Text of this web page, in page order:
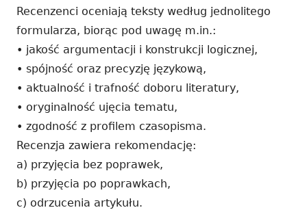
Recenzenci oceniają teksty według jednolitego
formularza, biorąc pod uwagę m.in.:
• jakość argumentacji i konstrukcji logicznej,
• spójność oraz precyzję językową,
• aktualność i trafność doboru literatury,
• oryginalność ujęcia tematu,
• zgodność z profilem czasopisma.
Recenzja zawiera rekomendację:
a) przyjęcia bez poprawek,
b) przyjęcia po poprawkach,
c) odrzucenia artykułu.